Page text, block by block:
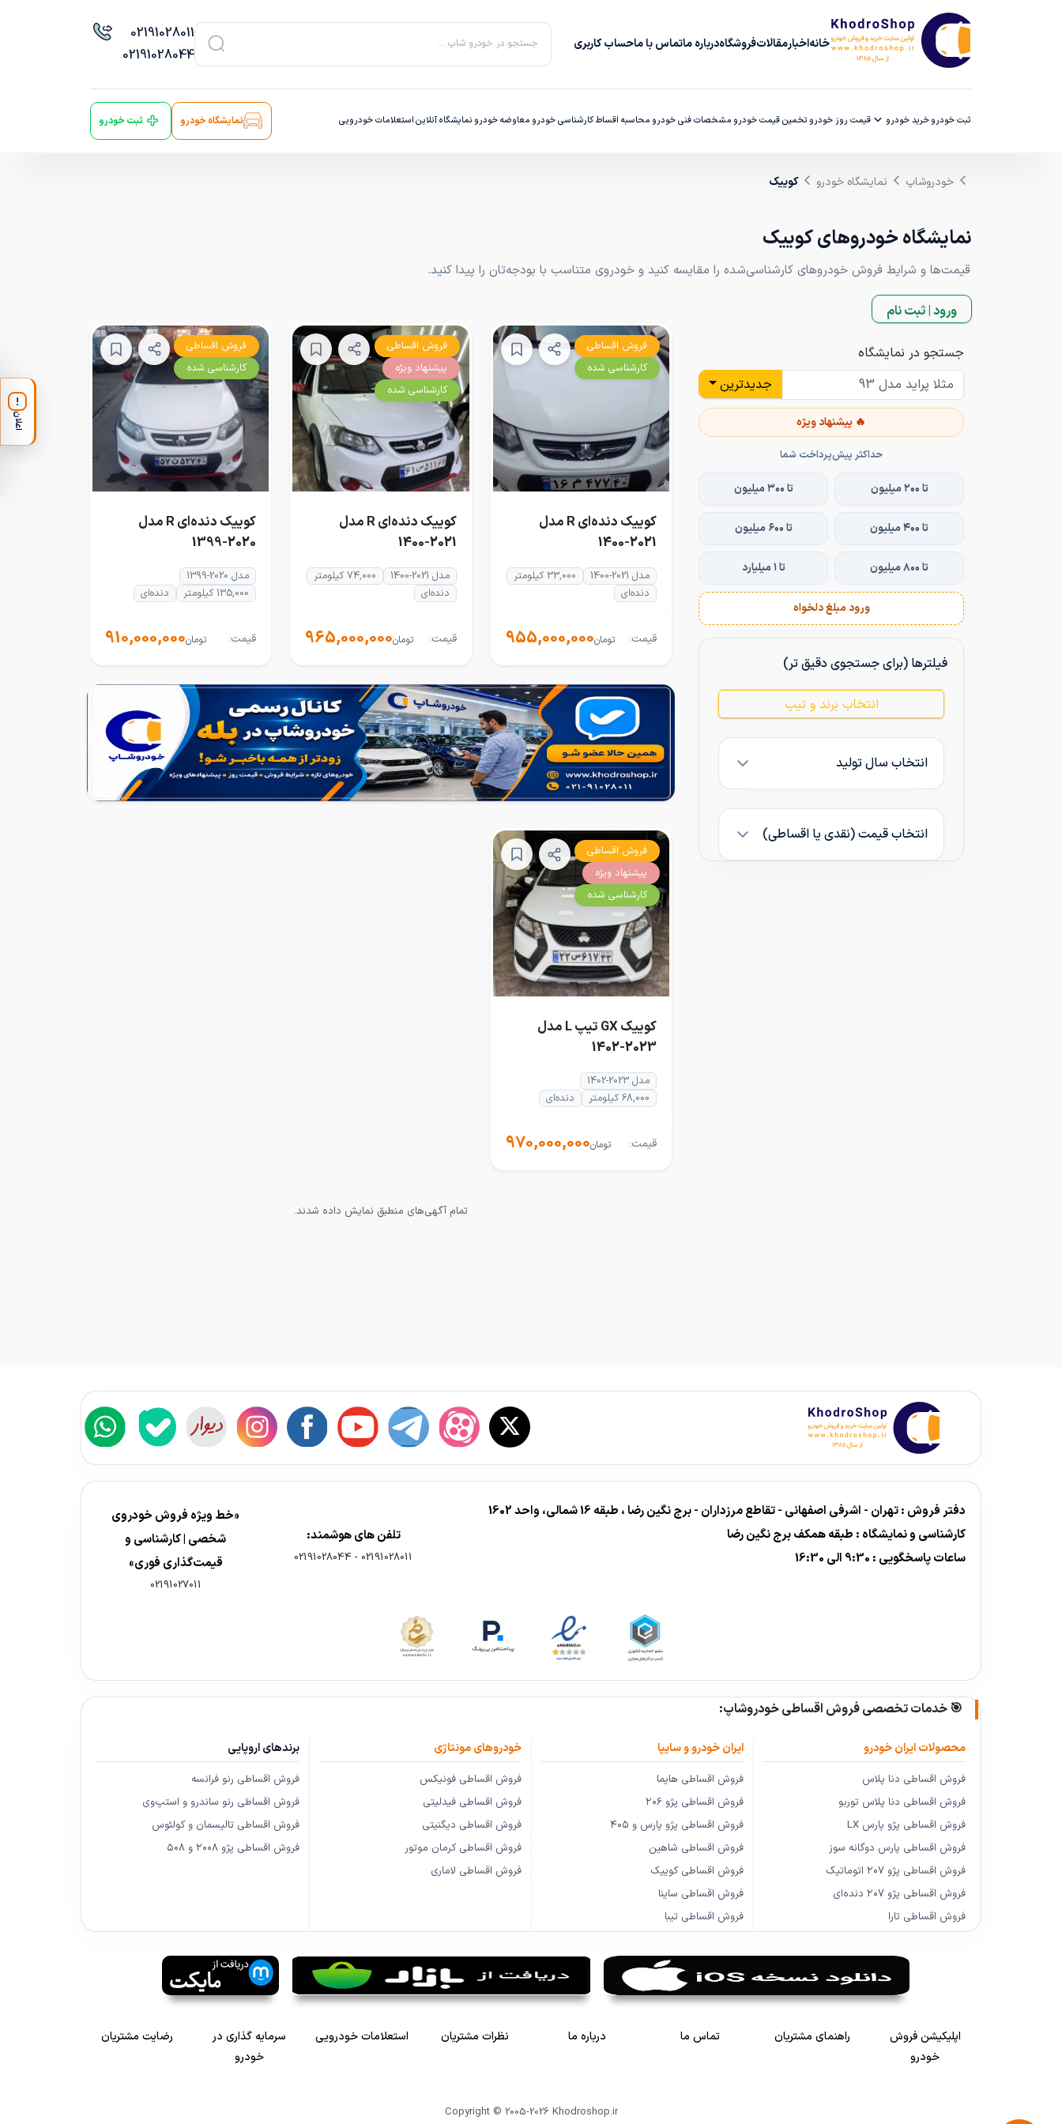
خانهاخبارمقالاتفروشگاهدرباره‌ ماتماس با ماحساب کاربری جستجو در خودرو شاپ ...
02191028011
02191028044
ثبت خودروخرید خودرو قیمت روز خودرو تخمین قیمت خودرو مشخصات فنی خودرو محاسبه اقساطکارشناسی خودرو معاوضه خودرو نمایشگاه آنلایناستعلامات خودرویی نمایشگاه خودرو ثبت خودرو
خودروشاپ نمایشگاه خودرو کوییک
نمایشگاه خودروهای کوییک
قیمت‌ها و شرایط فروش خودروهای کارشناسی‌شده را مقایسه کنید و خودروی متناسب با بودجه‌تان را پیدا کنید.
ورود | ثبت نام
جستجو در نمایشگاه
جدیدترین
🔥 پیشنهاد ویژه
حداکثر پیش‌پرداخت شما
تا ۲۰۰ میلیون تا ۳۰۰ میلیون
تا ۴۰۰ میلیون تا ۶۰۰ میلیون
تا ۸۰۰ میلیون تا ۱ میلیارد
ورود مبلغ دلخواه
فیلترها (برای جستجوی دقیق تر)
انتخاب برند و تیپ
انتخاب سال تولید
انتخاب قیمت (نقدی یا اقساطی)
فروش اقساطی
کارشناسی شده
کوییک دنده‌ای R مدل
2021-1400
مدل 2021-1400
33,000 کیلومتر
دنده‌ای
قیمت: 955,000,000تومان
فروش اقساطی
پیشنهاد ویژه
کارشناسی شده
کوییک دنده‌ای R مدل
2021-1400
مدل 2021-1400
74,000 کیلومتر
دنده‌ای
قیمت: 965,000,000تومان
فروش اقساطی
کارشناسی شده
کوییک دنده‌ای R مدل
2020-1399
مدل 2020-1399
135,000 کیلومتر
دنده‌ای
قیمت: 910,000,000تومان
فروش اقساطی
پیشنهاد ویژه
کارشناسی شده
کوییک GX تیپ L مدل
2023-1402
مدل 2023-1402
68,000 کیلومتر
دنده‌ای
قیمت: 970,000,000تومان
تمام آگهی‌های منطبق نمایش داده شدند.
دفتر فروش : تهران - اشرفی اصفهانی - تقاطع مرزداران - برج نگین رضا ، طبقه 16 شمالی، واحد 1602
کارشناسی و نمایشگاه : طبقه همکف برج نگین رضا
ساعات پاسخگویی : 9:30 الی 16:30
تلفن های هوشمند:
02191028011
-
02191028044
«خط ویژه فروش خودروی
شخصی | کارشناسی و
قیمت‌گذاری فوری»
02191027011
🎯 خدمات تخصصی فروش اقساطی خودروشاپ:
محصولات ایران خودرو
فروش اقساطی دنا پلاس
فروش اقساطی دنا پلاس توربو
فروش اقساطی پژو پارس LX
فروش اقساطی پارس دوگانه سوز
فروش اقساطی پژو ۲۰۷ اتوماتیک
فروش اقساطی پژو ۲۰۷ دنده‌ای
فروش اقساطی تارا
ایران خودرو و سایپا
فروش اقساطی هایما
فروش اقساطی پژو ۲۰۶
فروش اقساطی پژو پارس و ۴۰۵
فروش اقساطی شاهین
فروش اقساطی کوییک
فروش اقساطی ساینا
فروش اقساطی تیبا
خودروهای مونتاژی
فروش اقساطی فونیکس
فروش اقساطی فیدلیتی
فروش اقساطی دیگنیتی
فروش اقساطی کرمان موتور
فروش اقساطی لاماری
برندهای اروپایی
فروش اقساطی رنو فرانسه
فروش اقساطی رنو ساندرو و استپ‌وی
فروش اقساطی تالیسمان و کولئوس
فروش اقساطی پژو ۲۰۰۸ و ۵۰۸
اپلیکیشن فروش
خودرو
راهنمای مشتریان تماس ما درباره ما نظرات مشتریان استعلامات خودرویی
سرمایه گذاری در
خودرو
رضایت مشتریان
Copyright © 2005-2026 Khodroshop.ir
!
اعلان